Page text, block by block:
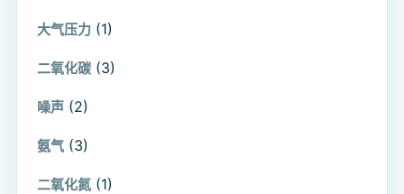
大气压力 (1)
二氧化碳 (3)
噪声 (2)
氨气 (3)
二氧化氮 (1)